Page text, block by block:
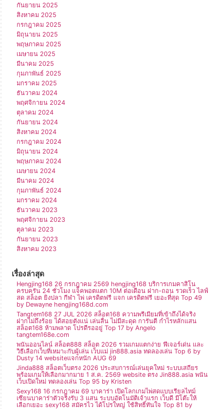
กันยายน 2025
สิงหาคม 2025
กรกฎาคม 2025
มิถุนายน 2025
พฤษภาคม 2025
เมษายน 2025
มีนาคม 2025
กุมภาพันธ์ 2025
มกราคม 2025
ธันวาคม 2024
พฤศจิกายน 2024
ตุลาคม 2024
กันยายน 2024
สิงหาคม 2024
กรกฎาคม 2024
มิถุนายน 2024
พฤษภาคม 2024
เมษายน 2024
มีนาคม 2024
กุมภาพันธ์ 2024
มกราคม 2024
ธันวาคม 2023
พฤศจิกายน 2023
ตุลาคม 2023
กันยายน 2023
สิงหาคม 2023
เรื่องล่าสุด
Hengjing168 26 กรกฎาคม 2569 hengjing168 บริการเกมคาสิโน
ครบครัน 24 ชั่วโมง แจ็คพอตแตก 10M ต่อเดือน ฝาก-ถอน รวดเร็ว ไลฟ์
สด สล็อต ยิงปลา กีฬา ไพ่ เครดิตฟรี แจก เครดิตฟรี เยอะที่สุด Top 49
by Dewayne hengjing168d.com
Tangtem168 27 JUL 2026 สล็อต168 ความพรีเมียมที่เข้าถึงได้จริง
ฝากไม่ถึงร้อย ได้สอยตังแน่ เล่นลื่น ไม่มีสะดุด การันตี กำไรหลักแสน
สล็อต168 ห้ามพลาด โปรดีรออยู่ Top 17 by Angelo
tangtem168e.com
พนันออนไลน์ สล็อต888 สล็อต 2026 รวมเกมแตกง่าย ฟีเจอร์เด่น และ
วิธีเลือกเว็บที่เหมาะกับผู้เล่น เว็บแม่ jin888.asia ทดลองเล่น Top 6 by
Dusty 14 websiteแจกหนัก AUG 69
Jinda888 สล็อตเว็บตรง 2026 ประสบการณ์เล่นยุคใหม่ ระบบเสถียร
พร้อมเกมให้เลือกมากมาย 1 ส.ค. 2569 website ตรง Jin888.asia พนัน
เว็บเปิดใหม่ ทดลองเล่น Top 95 by Kristen
Sexy168 16 กรกฎาคม 69 บาคาร่า เปิดโลกเกมไพ่สดแบบเรียลไทม์
เซียนบาคาร่าตัวจริงรับ 3 แสน ระบบอัตโนมัติเจ้าแรก เว็บดี มีโต๊ะให้
เลือกเยอะ sexy168 สมัครไว ได้โปรใหญ่ ใช้สิทธิ์ทันใจ Top 81 by